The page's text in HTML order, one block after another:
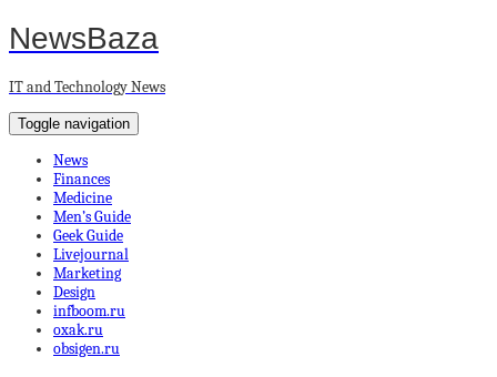
NewsBaza
IT and Technology News
Toggle navigation
News
Finances
Medicine
Men’s Guide
Geek Guide
Livejournal
Marketing
Design
infboom.ru
oxak.ru
obsigen.ru